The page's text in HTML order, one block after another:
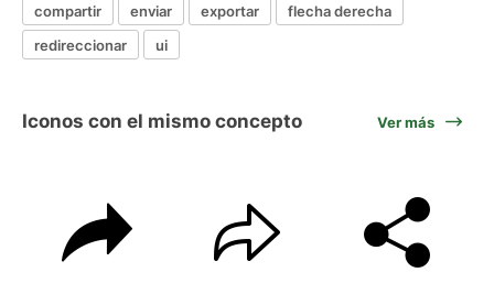
compartir enviar exportar
flecha derecha
redireccionar
ui
Iconos con el mismo concepto Ver más